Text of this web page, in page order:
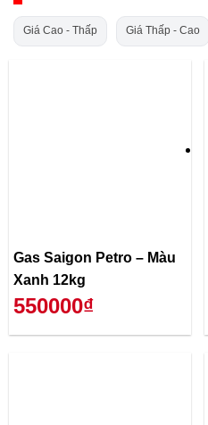
Giá Cao - Thấp Giá Thấp - Cao
Gas Saigon Petro – Màu
Xanh 12kg
550000₫